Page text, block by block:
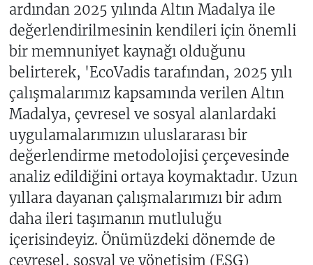
ardından 2025 yılında Altın Madalya ile
değerlendirilmesinin kendileri için önemli
bir memnuniyet kaynağı olduğunu
belirterek, 'EcoVadis tarafından, 2025 yılı
çalışmalarımız kapsamında verilen Altın
Madalya, çevresel ve sosyal alanlardaki
uygulamalarımızın uluslararası bir
değerlendirme metodolojisi çerçevesinde
analiz edildiğini ortaya koymaktadır. Uzun
yıllara dayanan çalışmalarımızı bir adım
daha ileri taşımanın mutluluğu
içerisindeyiz. Önümüzdeki dönemde de
çevresel, sosyal ve yönetişim (ESG)